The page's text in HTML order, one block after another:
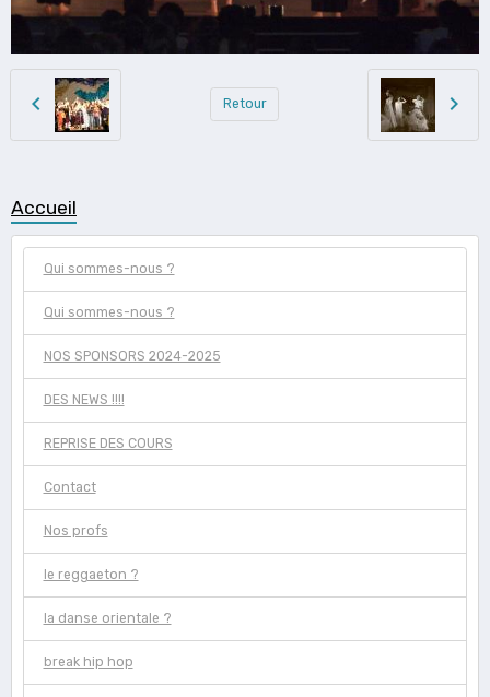
Retour
Accueil
Qui sommes-nous ?
Qui sommes-nous ?
NOS SPONSORS 2024-2025
DES NEWS !!!!
REPRISE DES COURS
Contact
Nos profs
le reggaeton ?
la danse orientale ?
break hip hop